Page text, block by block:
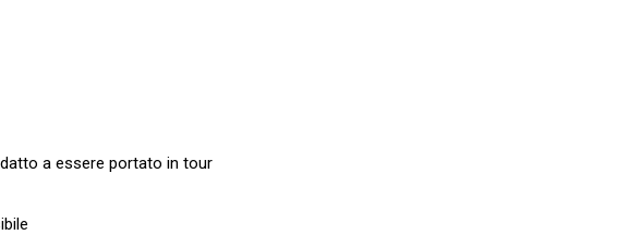
a essere portato in tour